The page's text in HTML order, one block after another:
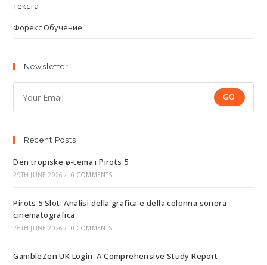
Текста
Форекс Обучение
Newsletter
GO
Recent Posts
Den tropiske ø-tema i Pirots 5
29TH JUNE 2026 / 0 COMMENTS
Pirots 5 Slot: Analisi della grafica e della colonna sonora
cinematografica
26TH JUNE 2026 / 0 COMMENTS
GambleZen UK Login: A Comprehensive Study Report